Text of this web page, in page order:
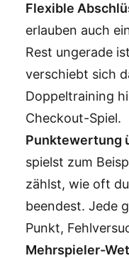
Flexible
erlauben auch
Rest ungerade
verschiebt sich
Doppeltraining
Checkout-Spiel.
Punktewertung
spielst zum
zählst, wie oft
beendest. Jede
Punkt,
Mehrspieler-